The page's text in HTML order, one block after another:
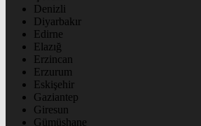
Denizli
Diyarbakır
Edirne
Elazığ
Erzincan
Erzurum
Eskişehir
Gaziantep
Giresun
Gümüşhane